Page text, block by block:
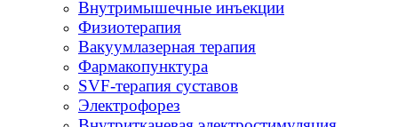
Внутримышечные инъекции
Физиотерапия
Вакуумлазерная терапия
Фармакопунктура
SVF-терапия суставов
Электрофорез